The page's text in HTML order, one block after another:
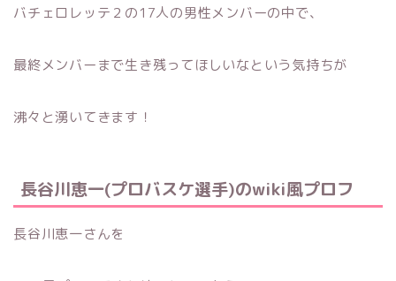
バチェロレッテ２の17人の男性メンバーの中で、
最終メンバーまで生き残ってほしいなという気持ちが
沸々と湧いてきます！
長谷川恵一(プロバスケ選手)のwiki風プロフ
長谷川恵一さんを